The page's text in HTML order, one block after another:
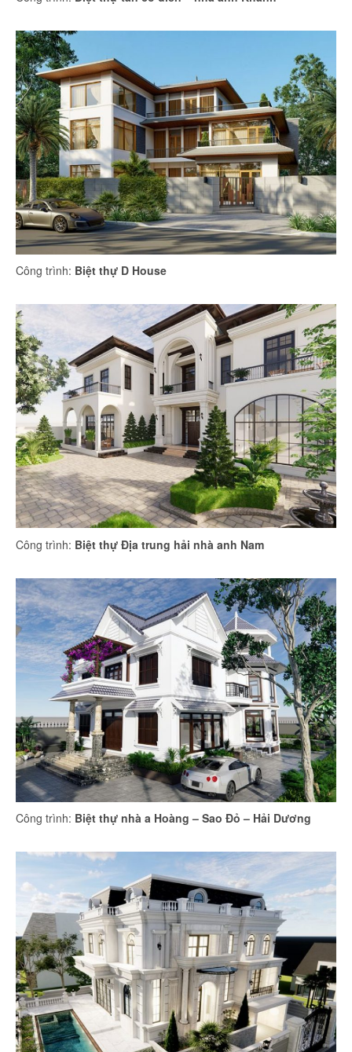
Công trình: Biệt thự D House
Công trình: Biệt thự Địa trung hải nhà anh Nam
Công trình: Biệt thự nhà a Hoàng – Sao Đỏ – Hải Dương